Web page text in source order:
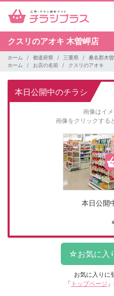
クスリのアオキ 木曽岬店
ホーム 都道府県 三重県
桑名郡木
ホーム
お店の名前 クスリのアオキ
本日公開中のチラシ
画像はイメ
画像をクリックする
本日公開
お気に入りに
「 トップページ